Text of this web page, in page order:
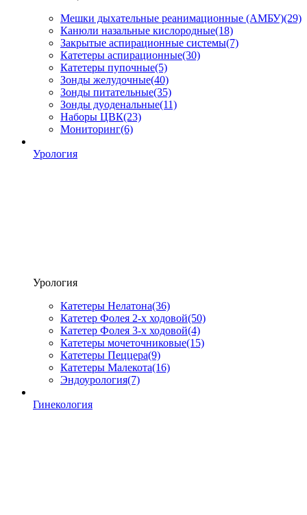
Мешки дыхательные реанимационные (АМБУ)(29)
Канюли назальные кислородные(18)
Закрытые аспирационные системы(7)
Катетеры аспирационные(30)
Катетеры пупочные(5)
Зонды желудочные(40)
Зонды питательные(35)
Зонды дуоденальные(11)
Наборы ЦВК(23)
Мониторинг(6)
Урология
Урология
Катетеры Нелатона(36)
Катетер Фолея 2-х ходовой(50)
Катетер Фолея 3-х ходовой(4)
Катетеры мочеточниковые(15)
Катетеры Пеццера(9)
Катетеры Малекота(16)
Эндоурология(7)
Гинекология